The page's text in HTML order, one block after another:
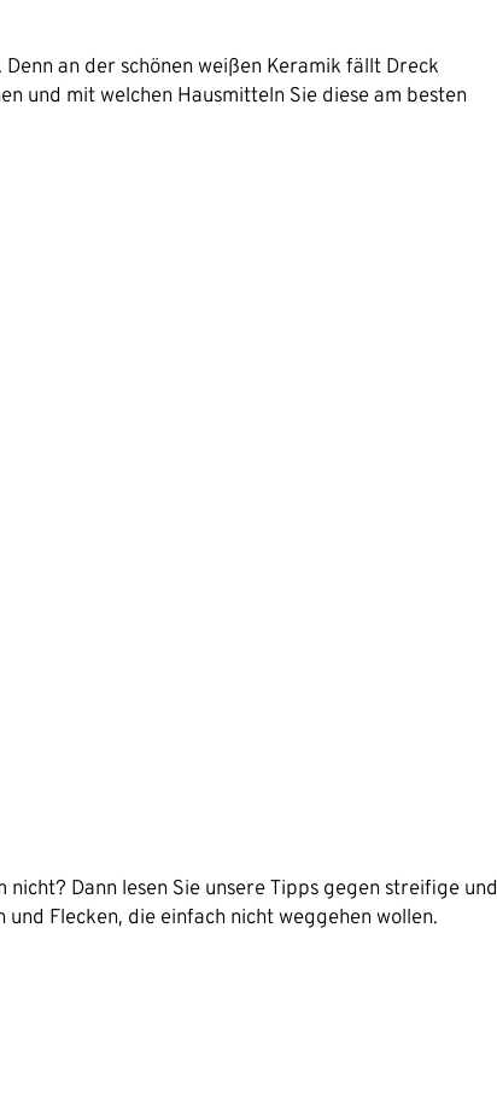
an der schönen weißen Keramik fällt Dreck
und mit welchen Hausmitteln Sie diese am besten
Dann lesen Sie unsere Tipps gegen streifige und
Flecken, die einfach nicht weggehen wollen.